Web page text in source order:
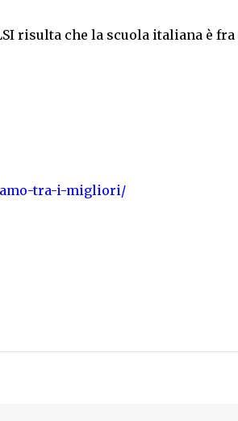
risulta che la scuola italiana è fra
tra-i-migliori/